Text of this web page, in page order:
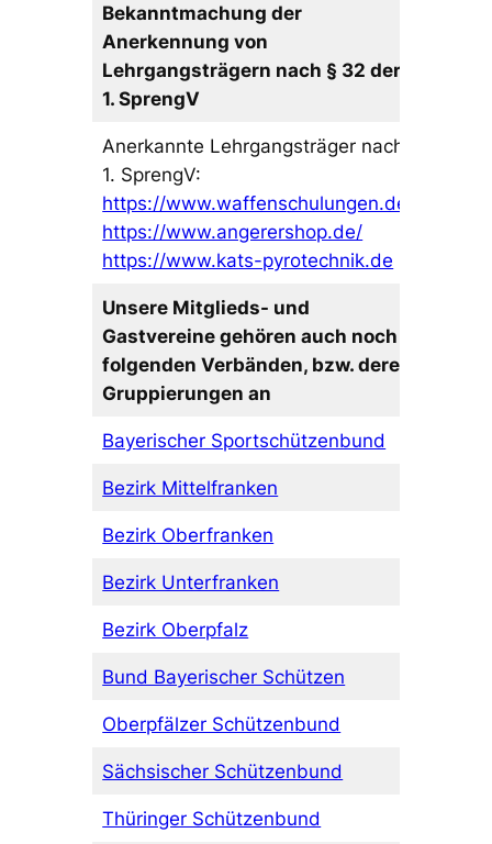
Bekanntmachung der
Anerkennung von
Lehrgangsträgern nach § 32 der
1. SprengV
Anerkannte Lehrgangsträger nach
1. SprengV:
https://www.waffenschulungen.de/
https://www.angerershop.de/
https://www.kats-pyrotechnik.de
Unsere Mitglieds- und
Gastvereine gehören auch noch
folgenden Verbänden, bzw. deren
Gruppierungen an
Bayerischer Sportschützenbund
Bezirk Mittelfranken
Bezirk Oberfranken
Bezirk Unterfranken
Bezirk Oberpfalz
Bund Bayerischer Schützen
Oberpfälzer Schützenbund
Sächsischer Schützenbund
Thüringer Schützenbund